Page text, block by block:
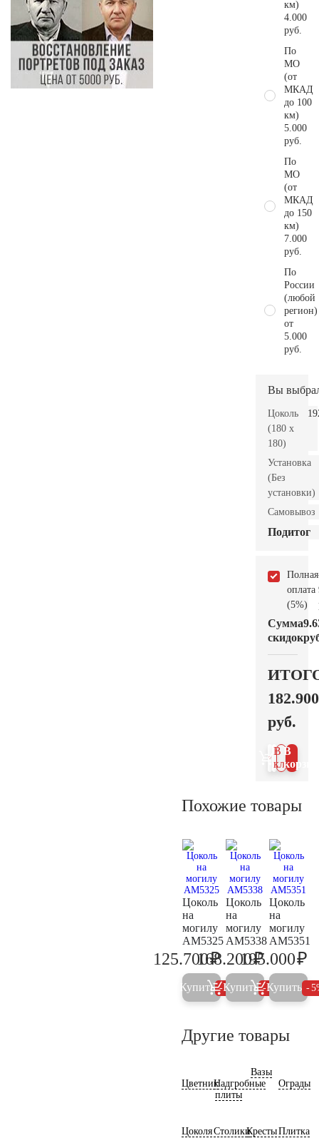
км)
4.000
руб.
По
МО
(от
МКАД
до 100
км)
5.000
руб.
По
МО
(от
МКАД
до 150
км)
7.000
руб.
По
России
(любой
регион)
от
5.000
руб.
Вы
Цоколь
(180 x
180)
Установка
(Без
установки)
Самовывоз
Подитог
Полная
оплата
(5%)
Сумма
скидок
182.900
руб.
В
В 1
клик
Похожие товары
Цоколь
на
могилу
AM5325
132.300
125.700₽
Купить 5%
Цоколь
на
могилу
AM5338
177.100
168.200₽
Купить 5%
Цоколь
на
могилу
AM5351
195.000₽
Купить
Другие товары
ЦветникНадгробные
плиты
Вазы
Ограды
ЦоколяСтоликиКрестыПлитка